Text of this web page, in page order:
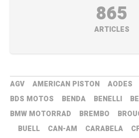
865
ARTICLES
AGV AMERICAN PISTON AODES
BDS MOTOS
BENDA BENELLI
BMW MOTORRAD
BREMBO
BUELL
CAN-AM CARABELA